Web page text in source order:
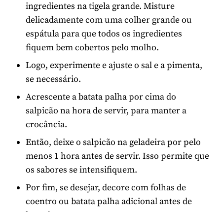
ingredientes na tigela grande. Misture
delicadamente com uma colher grande ou
espátula para que todos os ingredientes
fiquem bem cobertos pelo molho.
Logo, experimente e ajuste o sal e a pimenta,
se necessário.
Acrescente a batata palha por cima do
salpicão na hora de servir, para manter a
crocância.
Então, deixe o salpicão na geladeira por pelo
menos 1 hora antes de servir. Isso permite que
os sabores se intensifiquem.
Por fim, se desejar, decore com folhas de
coentro ou batata palha adicional antes de